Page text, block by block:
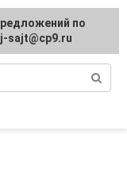
по
sajt@cp9.ru